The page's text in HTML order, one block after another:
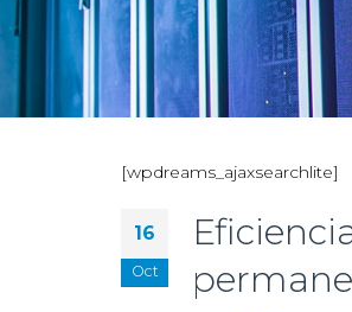
[wpdreams_ajaxsearchlite]
16
Oct